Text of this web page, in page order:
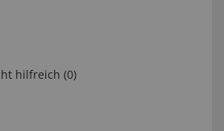
hilfreich (0)